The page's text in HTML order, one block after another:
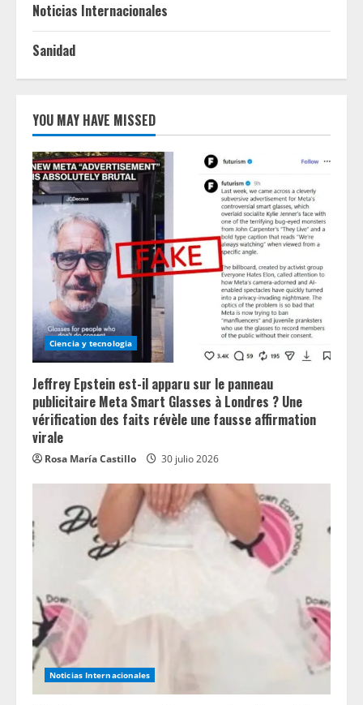
Noticias Internacionales
Sanidad
YOU MAY HAVE MISSED
Ciencia y tecnologia
Jeffrey Epstein est-il apparu sur le panneau
publicitaire Meta Smart Glasses à Londres ? Une
vérification des faits révèle une fausse affirmation
virale
Rosa María Castillo 30 julio 2026
Noticias Internacionales